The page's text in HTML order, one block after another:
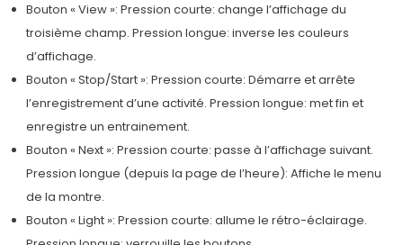
Bouton « View »: Pression courte: change l’affichage du
troisième champ. Pression longue: inverse les couleurs
d’affichage.
Bouton « Stop/Start »: Pression courte: Démarre et arrête
l’enregistrement d’une activité. Pression longue: met fin et
enregistre un entrainement.
Bouton « Next »: Pression courte: passe à l’affichage suivant.
Pression longue (depuis la page de l’heure): Affiche le menu
de la montre.
Bouton « Light »: Pression courte: allume le rétro-éclairage.